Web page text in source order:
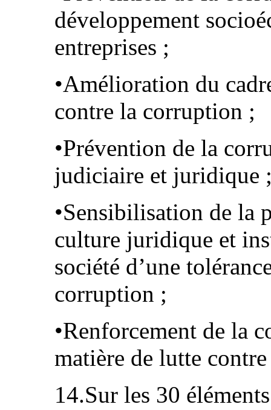
développement
entreprises ;
•Amélioration du
contre la corruption ;
•Prévention de la
judiciaire et juridique
•Sensibilisation de la
culture juridique et
société d’une
corruption ;
•Renforcement de la
matière de lutte
14.Sur les 30